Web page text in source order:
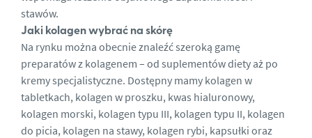
stawów.
Jaki kolagen wybrać na skórę
Na rynku można obecnie znaleźć szeroką gamę
preparatów z kolagenem – od suplementów diety aż po
kremy specjalistyczne. Dostępny mamy kolagen w
tabletkach, kolagen w proszku, kwas hialuronowy,
kolagen morski, kolagen typu III, kolagen typu II, kolagen
do picia, kolagen na stawy, kolagen rybi, kapsułki oraz